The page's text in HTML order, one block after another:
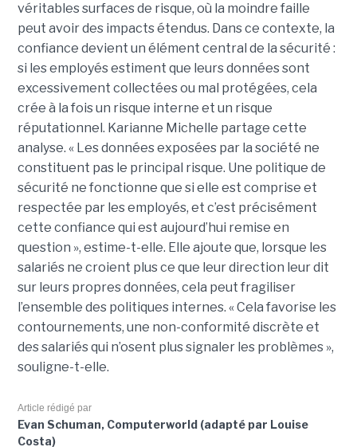
véritables surfaces de risque, où la moindre faille
peut avoir des impacts étendus. Dans ce contexte, la
confiance devient un élément central de la sécurité :
si les employés estiment que leurs données sont
excessivement collectées ou mal protégées, cela
crée à la fois un risque interne et un risque
réputationnel. Karianne Michelle partage cette
analyse. « Les données exposées par la société ne
constituent pas le principal risque. Une politique de
sécurité ne fonctionne que si elle est comprise et
respectée par les employés, et c’est précisément
cette confiance qui est aujourd’hui remise en
question », estime-t-elle. Elle ajoute que, lorsque les
salariés ne croient plus ce que leur direction leur dit
sur leurs propres données, cela peut fragiliser
l’ensemble des politiques internes. « Cela favorise les
contournements, une non-conformité discrète et
des salariés qui n’osent plus signaler les problèmes »,
souligne-t-elle.
Article rédigé par
Evan Schuman, Computerworld (adapté par Louise
Costa)